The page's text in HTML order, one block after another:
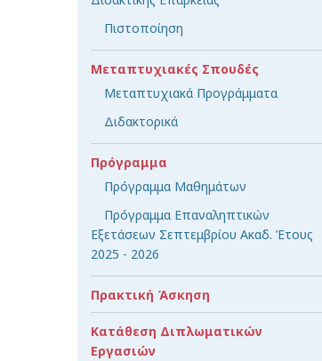
Πιστοποίηση
Μεταπτυχιακές Σπουδές
Μεταπτυχιακά Προγράμματα
Διδακτορικά
Πρόγραμμα
Πρόγραμμα Μαθημάτων
Πρόγραμμα Επαναληπτικών
Εξετάσεων Σεπτεμβρίου Ακαδ. Έτους
2025 - 2026
Πρακτική Άσκηση
Κατάθεση Διπλωματικών
Εργασιών